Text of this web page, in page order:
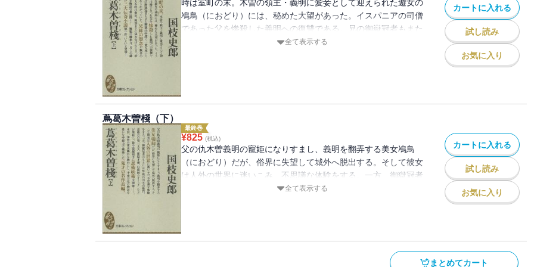
時は室町の末。木曽の領主・義明に愛妾として迎えられた遊女の
鳰鳥（におどり）には、秘めた大望があった。イスパニアの司僧
であった父を惨殺した義明への復讐である。兄の御嶽冠者もまた
御嶽山中深く一党を率いて仇の隙をうかがっていた。兄妹の怨念
全て表示する
カートに入れる
試し読み
お気に入り
蔦葛木曽棧（下）
最終巻
¥825 (税込)
父の仇木曽義明の寵姫になりすまし、義明を翻弄する美女鳰鳥
（におどり）だが、俗界に失望して城外へ脱出する。そして彼女
は人外の世界に迷いこみ、不思議な体験をする。一方、御獄冠者
のもとには怪盗石川五右衛門、忍術の百地三太夫、霧隠才蔵、幻
全て表示する
カートに入れる
試し読み
お気に入り
まとめてカート